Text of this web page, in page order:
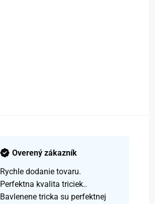
Overený zákazník
Rychle dodanie tovaru.
Perfektna kvalita triciek..
Bavlenene tricka su perfektnej